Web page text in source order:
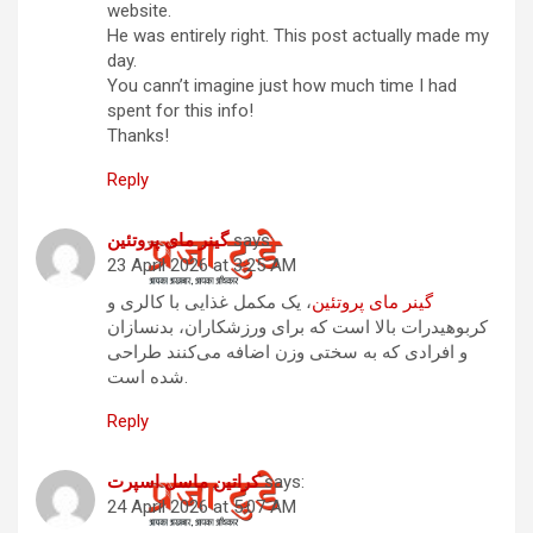
website.
He was entirely right. This post actually made my
day.
You cann’t imagine just how much time I had
spent for this info!
Thanks!
Reply
گینر مای پروتئین says:
23 April 2026 at 3:25 AM
گینر مای پروتئین، یک مکمل غذایی با کالری و
کربوهیدرات بالا است که برای ورزشکاران، بدنسازان
و افرادی که به سختی وزن اضافه می‌کنند طراحی
شده است.
Reply
کراتین ماسل اسپرت says:
24 April 2026 at 5:07 AM